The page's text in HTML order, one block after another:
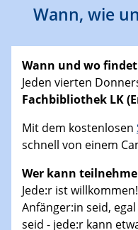
Wann, wie
Wann und wo
Jeden vierten
Fachbibliothek LK
Mit dem kostenlosen
schnell von einem
Wer kann
Jede:r ist
Anfänger:in seid,
seid - jede:r kann